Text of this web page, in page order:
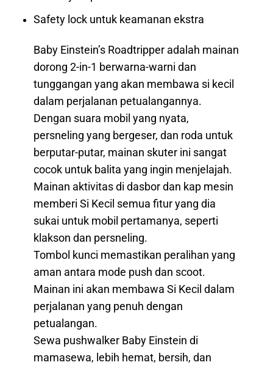
Safety lock untuk keamanan ekstra
Baby Einstein’s Roadtripper adalah mainan
dorong 2-in-1 berwarna-warni dan
tunggangan yang akan membawa si kecil
dalam perjalanan petualangannya.
Dengan suara mobil yang nyata,
persneling yang bergeser, dan roda untuk
berputar-putar, mainan skuter ini sangat
cocok untuk balita yang ingin menjelajah.
Mainan aktivitas di dasbor dan kap mesin
memberi Si Kecil semua fitur yang dia
sukai untuk mobil pertamanya, seperti
klakson dan persneling.
Tombol kunci memastikan peralihan yang
aman antara mode push dan scoot.
Mainan ini akan membawa Si Kecil dalam
perjalanan yang penuh dengan
petualangan.
Sewa pushwalker Baby Einstein di
mamasewa, lebih hemat, bersih, dan